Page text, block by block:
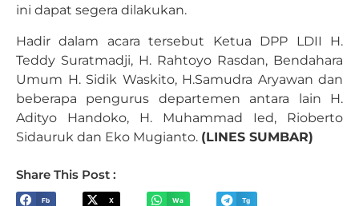
ini dapat segera dilakukan.
Hadir dalam acara tersebut Ketua DPP LDII H.
Teddy Suratmadji, H. Rahtoyo Rasdan, Bendahara
Umum H. Sidik Waskito, H.Samudra Aryawan dan
beberapa pengurus departemen antara lain H.
Adityo Handoko, H. Muhammad Ied, Rioberto
Sidauruk dan Eko Mugianto. (LINES SUMBAR)
Share This Post :
Fb X Wa Tg